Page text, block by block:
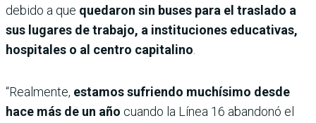
debido a que quedaron sin buses para el traslado a
sus lugares de trabajo, a instituciones educativas,
hospitales o al centro capitalino
“Realmente, estamos sufriendo muchísimo desde
hace más de un año cuando la Línea 16 abandonó el